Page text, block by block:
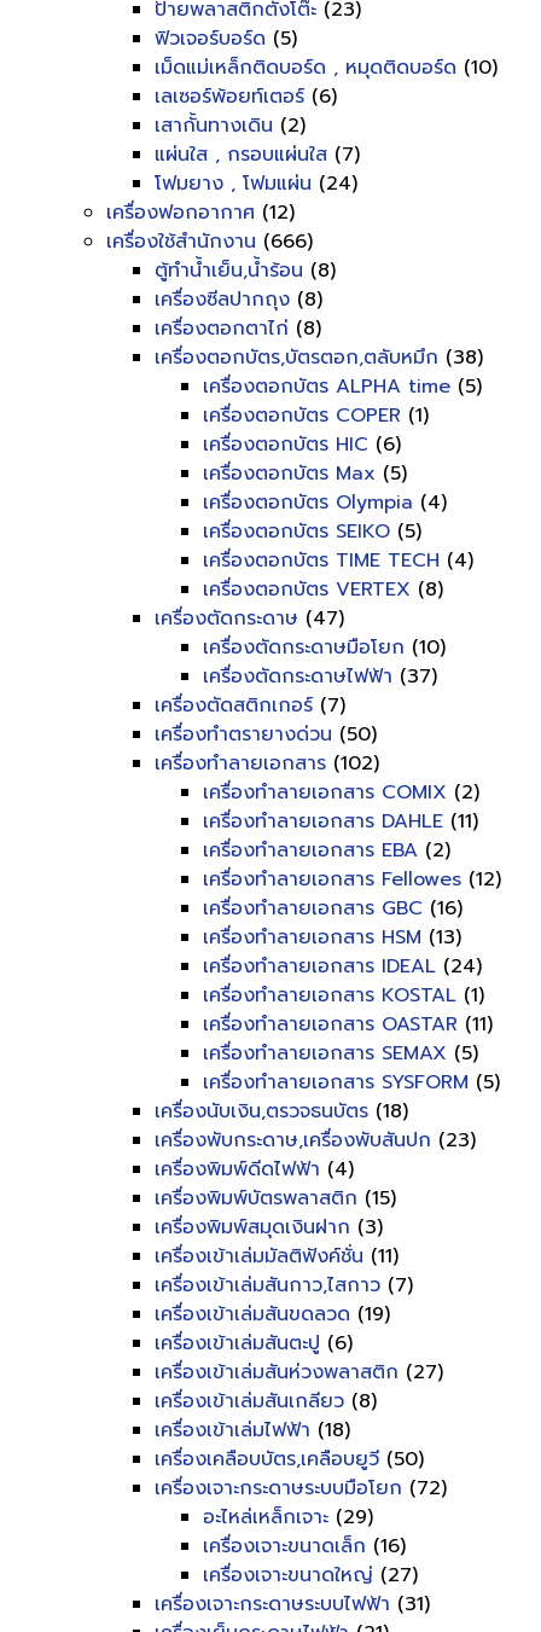
ป้ายพลาสติกตั้งโต๊ะ (23)
ฟิวเจอร์บอร์ด (5)
เม็ดแม่เหล็กติดบอร์ด , หมุดติดบอร์ด (10)
เลเซอร์พ้อยท์เตอร์ (6)
เสากั้นทางเดิน (2)
แผ่นใส , กรอบแผ่นใส (7)
โฟมยาง , โฟมแผ่น (24)
เครื่องฟอกอากาศ (12)
เครื่องใช้สำนักงาน (666)
ตู้ทำน้ำเย็น,น้ำร้อน (8)
เครื่องซีลปากถุง (8)
เครื่องตอกตาไก่ (8)
เครื่องตอกบัตร,บัตรตอก,ตลับหมึก (38)
เครื่องตอกบัตร ALPHA time (5)
เครื่องตอกบัตร COPER (1)
เครื่องตอกบัตร HIC (6)
เครื่องตอกบัตร Max (5)
เครื่องตอกบัตร Olympia (4)
เครื่องตอกบัตร SEIKO (5)
เครื่องตอกบัตร TIME TECH (4)
เครื่องตอกบัตร VERTEX (8)
เครื่องตัดกระดาษ (47)
เครื่องตัดกระดาษมือโยก (10)
เครื่องตัดกระดาษไฟฟ้า (37)
เครื่องตัดสติกเกอร์ (7)
เครื่องทำตรายางด่วน (50)
เครื่องทำลายเอกสาร (102)
เครื่องทำลายเอกสาร COMIX (2)
เครื่องทำลายเอกสาร DAHLE (11)
เครื่องทำลายเอกสาร EBA (2)
เครื่องทำลายเอกสาร Fellowes (12)
เครื่องทำลายเอกสาร GBC (16)
เครื่องทำลายเอกสาร HSM (13)
เครื่องทำลายเอกสาร IDEAL (24)
เครื่องทำลายเอกสาร KOSTAL (1)
เครื่องทำลายเอกสาร OASTAR (11)
เครื่องทำลายเอกสาร SEMAX (5)
เครื่องทำลายเอกสาร SYSFORM (5)
เครื่องนับเงิน,ตรวจธนบัตร (18)
เครื่องพับกระดาษ,เครื่องพับสันปก (23)
เครื่องพิมพ์ดีดไฟฟ้า (4)
เครื่องพิมพ์บัตรพลาสติก (15)
เครื่องพิมพ์สมุดเงินฝาก (3)
เครื่องเข้าเล่มมัลติฟังค์ชั่น (11)
เครื่องเข้าเล่มสันกาว,ไสกาว (7)
เครื่องเข้าเล่มสันขดลวด (19)
เครื่องเข้าเล่มสันตะปู (6)
เครื่องเข้าเล่มสันห่วงพลาสติก (27)
เครื่องเข้าเล่มสันเกลียว (8)
เครื่องเข้าเล่มไฟฟ้า (18)
เครื่องเคลือบบัตร,เคลือบยูวี (50)
เครื่องเจาะกระดาษระบบมือโยก (72)
อะไหล่เหล็กเจาะ (29)
เครื่องเจาะขนาดเล็ก (16)
เครื่องเจาะขนาดใหญ่ (27)
เครื่องเจาะกระดาษระบบไฟฟ้า (31)